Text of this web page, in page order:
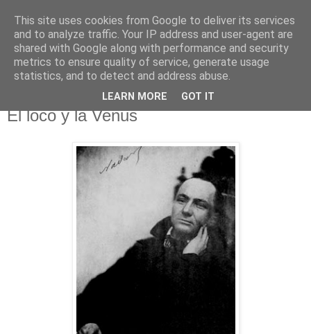
El pisapapeles de Karlsbad
Páginas de un escritor rural
lunes, 13 de diciembre de 2010
El loco y la Venus
This site uses cookies from Google to deliver its services
and to analyze traffic. Your IP address and user-agent are
shared with Google along with performance and security
metrics to ensure quality of service, generate usage
statistics, and to detect and address abuse.
LEARN MORE GOT IT